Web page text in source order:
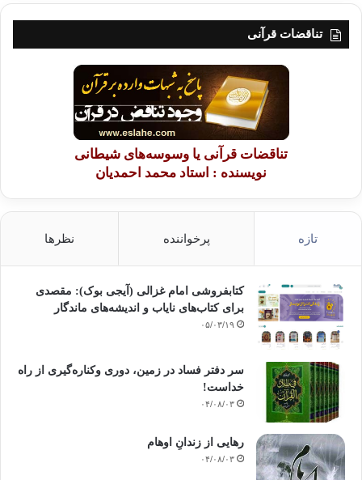
تناقضات قرآنی
تناقضات قرآنی یا وسوسه‌های شیطانی
نویسنده : استاد محمد احمدیان
تازه پرخواننده نظرها
کتابفروشی امام غزالی (آیجی بوک): مقصدی
برای کتاب‌های نایاب و اندیشه‌های ماندگار
۰۵/۰۳/۱۹
سر دفتر فساد در زمین‌، دوری وکناره‌گیری از راه
خداست‌!
۰۴/۰۸/۰۳
رهایی از زندانِ اوهام
۰۴/۰۸/۰۳